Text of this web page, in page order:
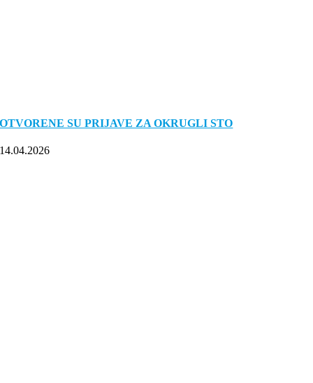
OTVORENE SU PRIJAVE ZA OKRUGLI STO
14.04.2026